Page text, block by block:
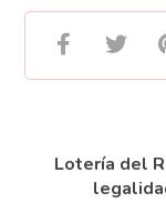
Lotería del